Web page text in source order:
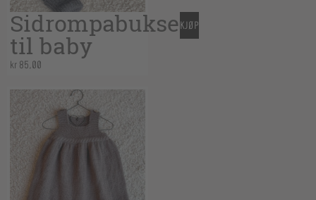
Sidrompabukse
til baby
kr85,00
KJØP